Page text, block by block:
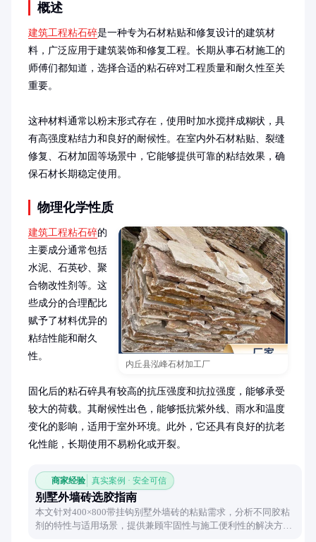
概述
建筑工程粘石碎是一种专为石材粘贴和修复设计的建筑材
料，广泛应用于建筑装饰和修复工程。长期从事石材施工的
师傅们都知道，选择合适的粘石碎对工程质量和耐久性至关
重要。
这种材料通常以粉末形式存在，使用时加水搅拌成糊状，具
有高强度粘结力和良好的耐候性。在室内外石材粘贴、裂缝
修复、石材加固等场景中，它能够提供可靠的粘结效果，确
保石材长期稳定使用。
物理化学性质
内丘县泓峰石材加工厂
建筑工程粘石碎的
主要成分通常包括
水泥、石英砂、聚
合物改性剂等。这
些成分的合理配比
赋予了材料优异的
粘结性能和耐久
性。
固化后的粘石碎具有较高的抗压强度和抗拉强度，能够承受
较大的荷载。其耐候性出色，能够抵抗紫外线、雨水和温度
变化的影响，适用于室外环境。此外，它还具有良好的抗老
化性能，长期使用不易粉化或开裂。
商家经验 真实案例 · 安全可信
别墅外墙砖选胶指南
本文针对400×800带挂钩别墅外墙砖的粘贴需求，分析不同胶粘
剂的特性与适用场景，提供兼顾牢固性与施工便利性的解决方